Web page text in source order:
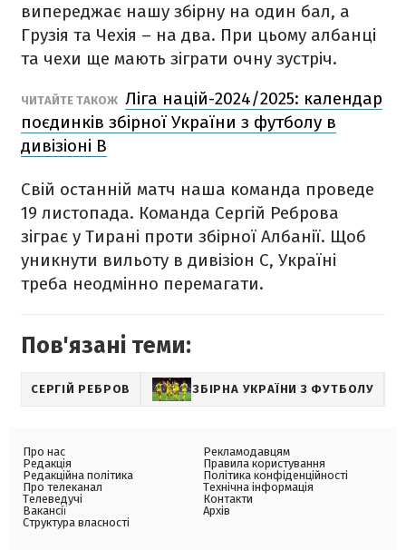
випереджає нашу збірну на один бал, а
Грузія та Чехія – на два. При цьому албанці
та чехи ще мають зіграти очну зустріч.
ЧИТАЙТЕ ТАКОЖ Ліга націй-2024/2025: календар
поєдинків збірної України з футболу в
дивізіоні В
Свій останній матч наша команда проведе
19 листопада. Команда Сергій Реброва
зіграє у Тирані проти збірної Албанії. Щоб
уникнути вильоту в дивізіон С, Україні
треба неодмінно перемагати.
Пов'язані теми:
СЕРГІЙ РЕБРОВ ЗБІРНА УКРАЇНИ З ФУТБОЛУ
Про нас
Редакція
Редакційна політика
Про телеканал
Телеведучі
Вакансії
Структура власності
Рекламодавцям
Правила користування
Політика конфіденційності
Технічна інформація
Контакти
Архів